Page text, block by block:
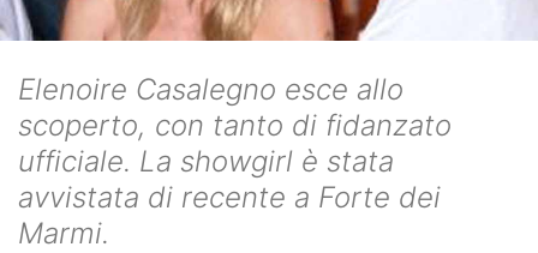
Elenoire Casalegno esce allo
scoperto, con tanto di fidanzato
ufficiale. La showgirl è stata
avvistata di recente a Forte dei
Marmi.